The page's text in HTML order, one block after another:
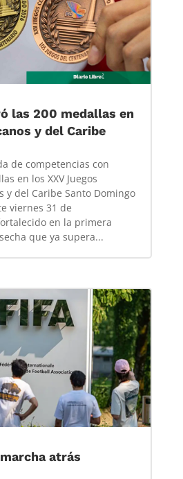
las 200 medallas en
y del Caribe
de competencias con
en los XXV Juegos
y del Caribe Santo Domingo
viernes 31 de
en la primera
que ya supera...
atrás